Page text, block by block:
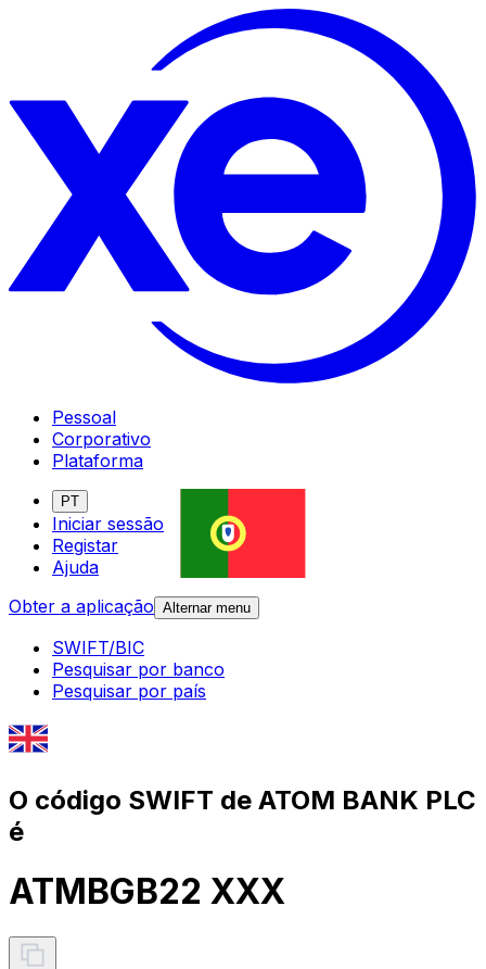
Pessoal
Corporativo
Plataforma
PT
Iniciar sessão
Registar
Ajuda
Obter a aplicação Alternar menu
SWIFT/BIC
Pesquisar por banco
Pesquisar por país
O código SWIFT de ATOM BANK PLC
é
ATMBGB22 XXX